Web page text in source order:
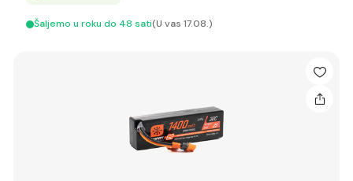
Šaljemo u roku do 48 sati(U vas 17.08.)